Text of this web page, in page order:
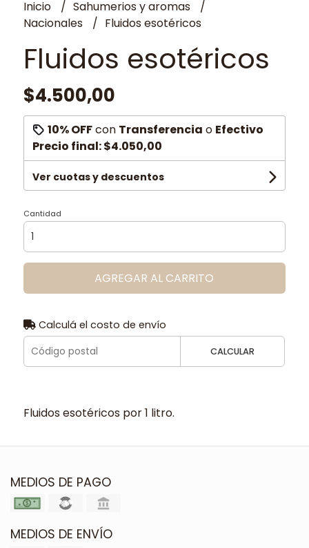
Inicio
Sahumerios y aromas
Nacionales
Fluidos esotéricos
Fluidos esotéricos
$4.500,00
10% OFFcon Transferencia o Efectivo
Precio final:$4.050,00
Ver cuotas y descuentos
Cantidad
AGREGAR AL CARRITO
Calculá el costo de envío
CALCULAR
Fluidos esotéricos por 1 litro.
MEDIOS DE PAGO
MEDIOS DE ENVÍO